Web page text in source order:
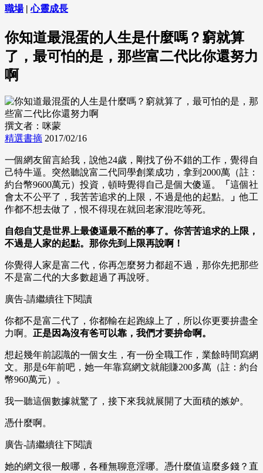
職場|心靈成長
你知道最混蛋的人生是什麼嗎？窮就算
了，最可怕的是，那些富二代比你還努力
啊
撰文者：咪蒙
精選書摘 2017/02/16
一個網友留言給我，說他24歲，剛找了份不錯的工作，覺得自
己特牛逼。突然聽說富二代同學創業成功，拿到2000萬（註：
約台幣9600萬元）投資，頓時覺得自己是個大傻逼。
「 這個社
會太不公平了，我苦苦追求的上限，不過是他的起點。
」他工
作都不想去做了，恨不得現在就回老家混吃等死。
自怨自艾是世界上最傻逼最不酷的事了。你苦苦追求的上限，
不過是人家的起點。那你先到上限再說啊！
你覺得人家是富二代，你再怎麼努力都超不過，那你先把那些
不是富二代的大多數超過了再說呀。
廣告-請繼續往下閱讀
你都不是富二代了，你都輸在起跑線上了，所以你更要拚盡全
力啊。 正是因為沒有爸可以靠，我們才要拚命啊。
想起幾年前認識的一個女生，有一份全職工作，業餘時間寫網
文。那是6年前吧，她一年靠寫網文就能賺200多萬（註：約台
幣960萬元）。
我一聽這個數據就驚了，接下來我就展開了大面積的嫉妒。
憑什麼啊。
廣告-請繼續往下閱讀
她的網文很一般哪，各種無聊意淫哪。憑什麼值這麼多錢？直